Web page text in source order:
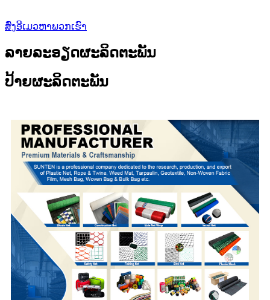
ສົ່ງອີເມວຫາພວກເຮົາ
ລາຍລະອຽດຜະລິດຕະພັນ
ປ້າຍຜະລິດຕະພັນ